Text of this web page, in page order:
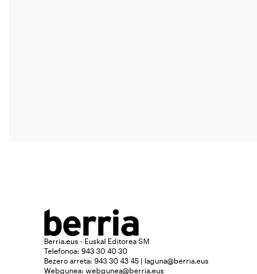
Berria.eus - Euskal Editorea SM
Telefonoa: 943 30 40 30
Bezero arreta: 943 30 43 45 | laguna@berria.eus
Webgunea: webgunea@berria.eus